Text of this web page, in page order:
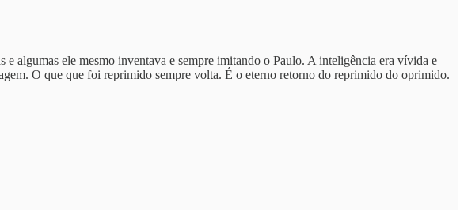
algumas ele mesmo inventava e sempre imitando o Paulo. A inteligência era vívida e
O que que foi reprimido sempre volta. É o eterno retorno do reprimido do oprimido.